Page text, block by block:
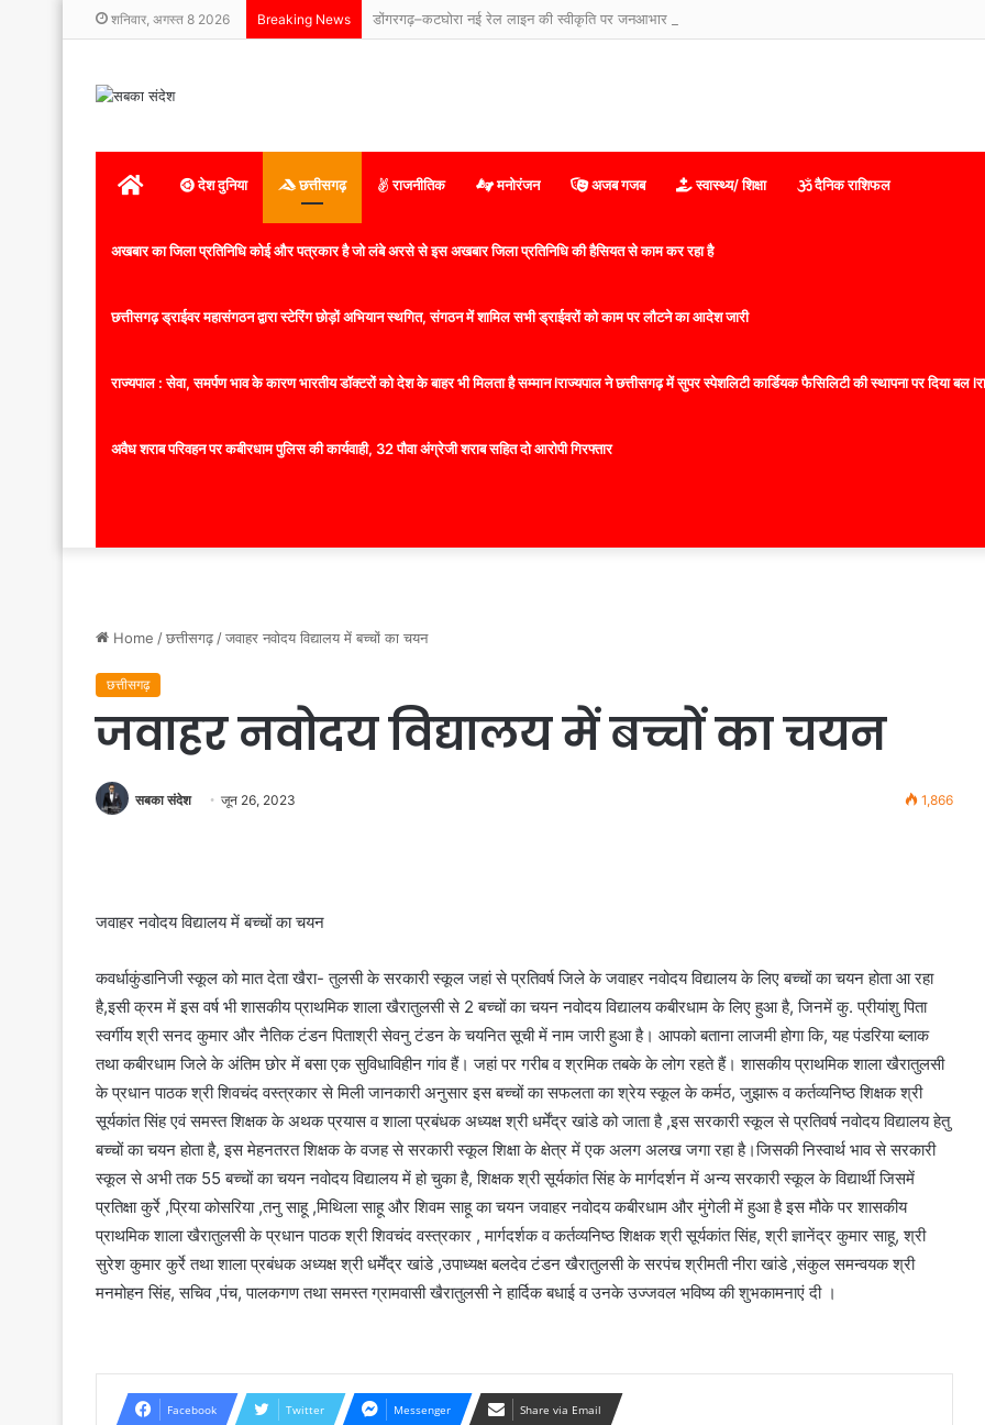
शनिवार, अगस्त 8 2026 Breaking News
होम देश दुनिया छत्तीसगढ़ राजनीतिक मनोरंजन अजब गजब स्वास्थ्य/ शिक्षा दैनिक राशिफल
अखबार का जिला प्रतिनिधि कोई और पत्रकार है जो लंबे अरसे से इस अखबार जिला प्रतिनिधि की हैसियत से काम कर रहा है
छत्तीसगढ़ ड्राईवर महासंगठन द्वारा स्टेरिंग छोड़ों अभियान स्थगित, संगठन में शामिल सभी ड्राईवरों को काम पर लौटने का आदेश जारी
राज्यपाल : सेवा, समर्पण भाव के कारण भारतीय डॉक्टरों को देश के बाहर भी मिलता है सम्मान lराज्यपाल ने छत्तीसगढ़ में सुपर स्पेशलिटी कार्डियक फैसिलिटी की स्थापना पर दिया
अवैध शराब परिवहन पर कबीरधाम पुलिस की कार्यवाही, 32 पौवा अंग्रेजी शराब सहित दो आरोपी गिरफ्तार
Home /छत्तीसगढ़ /जवाहर नवोदय विद्यालय में बच्चों का चयन
छत्तीसगढ़
जवाहर नवोदय विद्यालय में बच्चों का चयन
सबका संदेश जून 26, 2023 1,866
जवाहर नवोदय विद्यालय में बच्चों का चयन
कवर्धाकुंडानिजी स्कूल को मात देता खैरा- तुलसी के सरकारी स्कूल जहां से प्रतिवर्ष जिले के जवाहर नवोदय विद्यालय के लिए बच्चों का चयन होता आ रहा
है,इसी क्रम में इस वर्ष भी शासकीय प्राथमिक शाला खैरातुलसी से 2 बच्चों का चयन नवोदय विद्यालय कबीरधाम के लिए हुआ है, जिनमें कु. प्रीयांशु पिता
स्वर्गीय श्री सनद कुमार और नैतिक टंडन पिताश्री सेवनु टंडन के चयनित सूची में नाम जारी हुआ है। आपको बताना लाजमी होगा कि, यह पंडरिया ब्लाक
तथा कबीरधाम जिले के अंतिम छोर में बसा एक सुविधाविहीन गांव हैं। जहां पर गरीब व श्रमिक तबके के लोग रहते हैं। शासकीय प्राथमिक शाला खैरातुलसी
के प्रधान पाठक श्री शिवचंद वस्त्रकार से मिली जानकारी अनुसार इस बच्चों का सफलता का श्रेय स्कूल के कर्मठ, जुझारू व कर्तव्यनिष्ठ शिक्षक श्री
सूर्यकांत सिंह एवं समस्त शिक्षक के अथक प्रयास व शाला प्रबंधक अध्यक्ष श्री धर्मेंद्र खांडे को जाता है ,इस सरकारी स्कूल से प्रतिवर्ष नवोदय विद्यालय हेतु
बच्चों का चयन होता है, इस मेहनतरत शिक्षक के वजह से सरकारी स्कूल शिक्षा के क्षेत्र में एक अलग अलख जगा रहा है।जिसकी निस्वार्थ भाव से सरकारी
स्कूल से अभी तक 55 बच्चों का चयन नवोदय विद्यालय में हो चुका है, शिक्षक श्री सूर्यकांत सिंह के मार्गदर्शन में अन्य सरकारी स्कूल के विद्यार्थी जिसमें
प्रतिक्षा कुर्रे ,प्रिया कोसरिया ,तनु साहू ,मिथिला साहू और शिवम साहू का चयन जवाहर नवोदय कबीरधाम और मुंगेली में हुआ है इस मौके पर शासकीय
प्राथमिक शाला खैरातुलसी के प्रधान पाठक श्री शिवचंद वस्त्रकार , मार्गदर्शक व कर्तव्यनिष्ठ शिक्षक श्री सूर्यकांत सिंह, श्री ज्ञानेंद्र कुमार साहू, श्री
सुरेश कुमार कुर्रे तथा शाला प्रबंधक अध्यक्ष श्री धर्मेंद्र खांडे ,उपाध्यक्ष बलदेव टंडन खैरातुलसी के सरपंच श्रीमती नीरा खांडे ,संकुल समन्वयक श्री
मनमोहन सिंह, सचिव ,पंच, पालकगण तथा समस्त ग्रामवासी खैरातुलसी ने हार्दिक बधाई व उनके उज्जवल भविष्य की शुभकामनाएं दी ।
Facebook Twitter Messenger Share via Email